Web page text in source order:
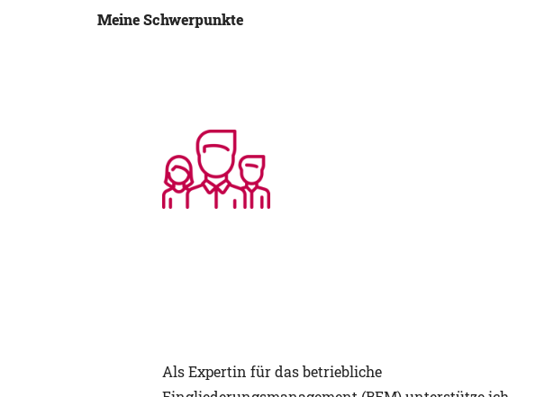
Meine Schwerpunkte
Als Expertin für das betriebliche